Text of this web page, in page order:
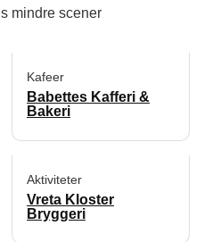
mindre scener
Kafeer
Babettes Kafferi &
Bakeri
Aktiviteter
Vreta Kloster
Bryggeri